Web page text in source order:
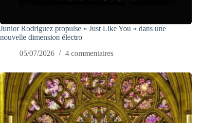
Junior Rodriguez propulse « Just Like You » dans une
nouvelle dimension électro
05/07/2026
4 commentaires